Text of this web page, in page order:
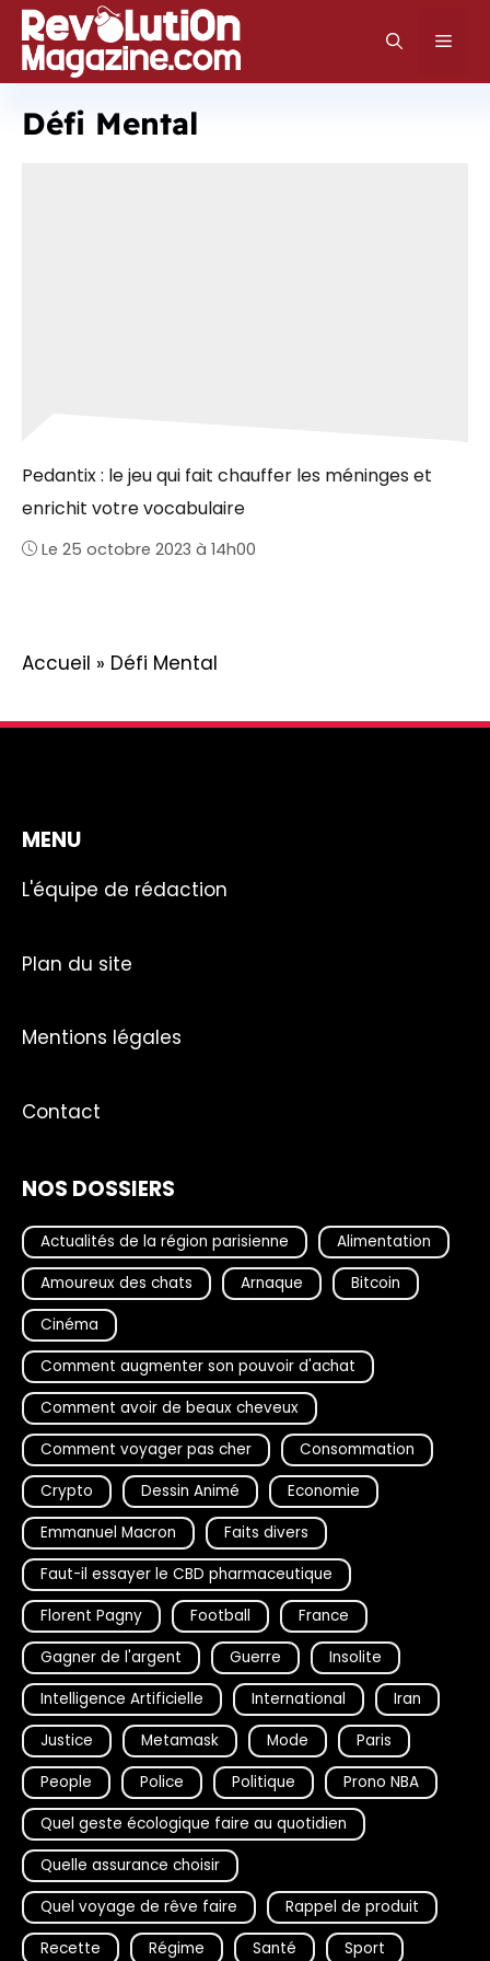
Aller
au
contenu
Défi Mental
Pedantix : le jeu qui fait chauffer les méninges et
enrichit votre vocabulaire
Le 25 octobre 2023 à 14h00
Accueil » Défi Mental
MENU
L'équipe de rédaction
Plan du site
Mentions légales
Contact
NOS DOSSIERS
Actualités de la région parisienne
Alimentation
Amoureux des chats
Arnaque
Bitcoin
Cinéma
Comment augmenter son pouvoir d'achat
Comment avoir de beaux cheveux
Comment voyager pas cher
Consommation
Crypto
Dessin Animé
Economie
Emmanuel Macron
Faits divers
Faut-il essayer le CBD pharmaceutique
Florent Pagny
Football
France
Gagner de l'argent
Guerre
Insolite
Intelligence Artificielle
International
Iran
Justice
Metamask Mode
Paris
People
Police Politique
Prono NBA
Quel geste écologique faire au quotidien
Quelle assurance choisir
Quel voyage de rêve faire
Rappel de produit
Recette
Régime Santé Sport